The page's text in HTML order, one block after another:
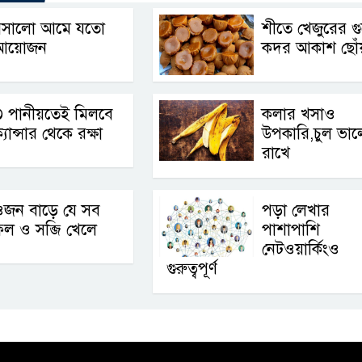
আমে যতো
শীতে খেজুরের
কদর আকাশ
পানীয়তেই মিলবে
থেকে রক্ষা
কলার খসাও
উপকারি,চুল
রাখে
বাড়ে যে সব
ও সব্জি খেলে
পড়া লেখার
পাশাপাশি
নেটওয়ার্কিংও
গুরুত্বপূর্ণ